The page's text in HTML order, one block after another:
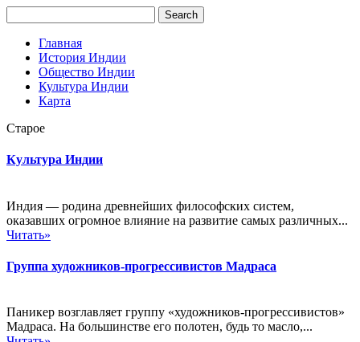
Главная
История Индии
Общество Индии
Культура Индии
Карта
Старое
Культура Индии
Индия — родина древнейших философских систем,
оказавших огромное влияние на развитие самых различных...
Читать»
Группа художников-прогрессивистов Мадраса
Паникер возглавляет группу «художников-прогрессивистов»
Мадраса. На большинстве его полотен, будь то масло,...